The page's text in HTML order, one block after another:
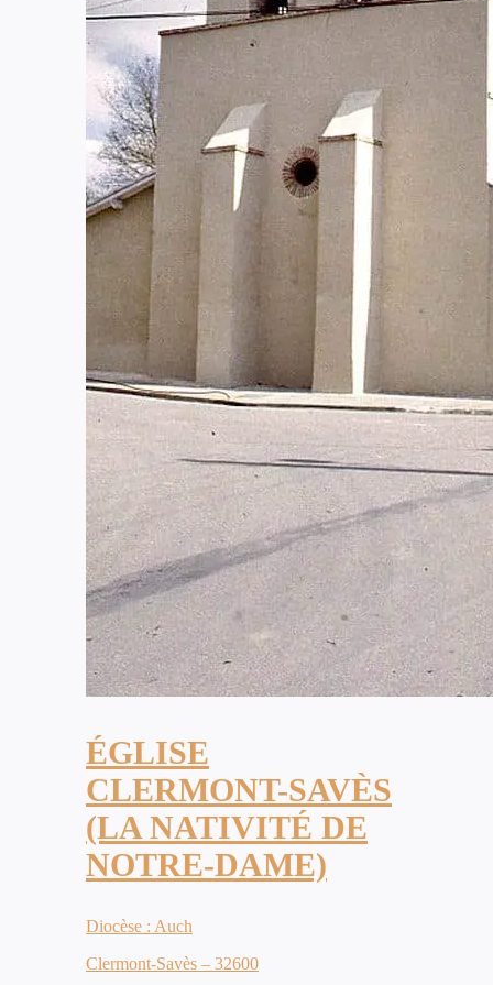
ÉGLISE
CLERMONT-SAVÈS
(LA NATIVITÉ DE
NOTRE-DAME)
Diocèse : Auch
Clermont-Savès – 32600